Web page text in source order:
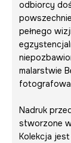
odbiorcy
pełnego
malarstwie
Nadruk
stworzone
Kolekcja